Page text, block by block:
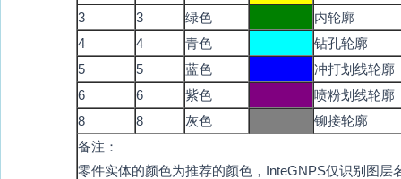
3
3 绿色
内轮廓
4
4 青色
钻孔轮廓
5
5 蓝色
冲打划线轮廓
6
6 紫色
喷粉划线轮廓
8
8 灰色
铆接轮廓
备注：
零件实体的颜色为推荐的颜色，InteGNPS仅识别图